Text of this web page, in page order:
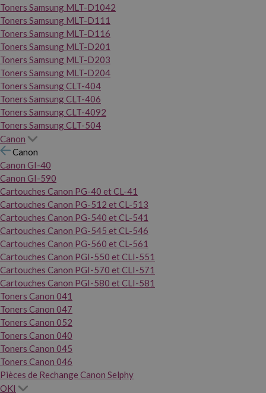
Toners Samsung MLT-D1042
Toners Samsung MLT-D111
Toners Samsung MLT-D116
Toners Samsung MLT-D201
Toners Samsung MLT-D203
Toners Samsung MLT-D204
Toners Samsung CLT-404
Toners Samsung CLT-406
Toners Samsung CLT-4092
Toners Samsung CLT-504
Canon
Canon
Canon GI-40
Canon GI-590
Cartouches Canon PG-40 et CL-41
Cartouches Canon PG-512 et CL-513
Cartouches Canon PG-540 et CL-541
Cartouches Canon PG-545 et CL-546
Cartouches Canon PG-560 et CL-561
Cartouches Canon PGI-550 et CLI-551
Cartouches Canon PGI-570 et CLI-571
Cartouches Canon PGI-580 et CLI-581
Toners Canon 041
Toners Canon 047
Toners Canon 052
Toners Canon 040
Toners Canon 045
Toners Canon 046
Pièces de Rechange Canon Selphy
OKI